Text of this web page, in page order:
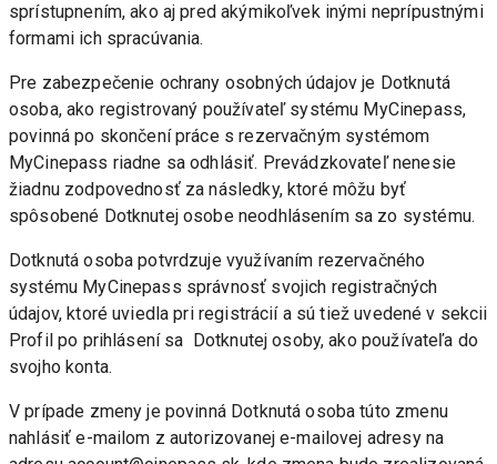
sprístupnením, ako aj pred akýmikoľvek inými neprípustnými
formami ich spracúvania.
Pre zabezpečenie ochrany osobných údajov je Dotknutá
osoba, ako registrovaný používateľ systému MyCinepass,
povinná po skončení práce s rezervačným systémom
MyCinepass riadne sa odhlásiť. Prevádzkovateľ nenesie
žiadnu zodpovednosť za následky, ktoré môžu byť
spôsobené Dotknutej osobe neodhlásením sa zo systému.
Dotknutá osoba potvrdzuje využívaním rezervačného
systému MyCinepass správnosť svojich registračných
údajov, ktoré uviedla pri registrácií a sú tiež uvedené v sekcii
Profil po prihlásení sa  Dotknutej osoby, ako používateľa do
svojho konta.
V prípade zmeny je povinná Dotknutá osoba túto zmenu
nahlásiť e-mailom z autorizovanej e-mailovej adresy na